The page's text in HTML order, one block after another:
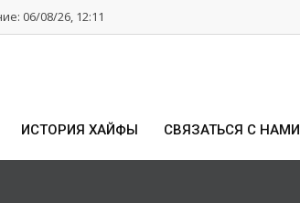
06/08/26, 12:11
ИСТОРИЯ ХАЙФЫ СВЯЗАТЬСЯ С НАМИ